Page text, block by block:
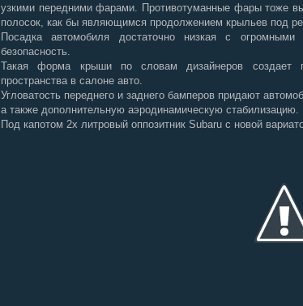
узкими передними фарами. Противотуманные фары тоже
полосок, как бы являющимся продолжением крыльев под
Посадка автомобиля достаточно низкая с
безопасность.
Такая форма крыши по словам дизайнеров создает
пространства в салоне авто.
Угловатость переднего и заднего бамперов придают
а также дополнительную аэродинамическую стабилизацию.
Под капотом 2х литровый оппозитник Subaru с новой